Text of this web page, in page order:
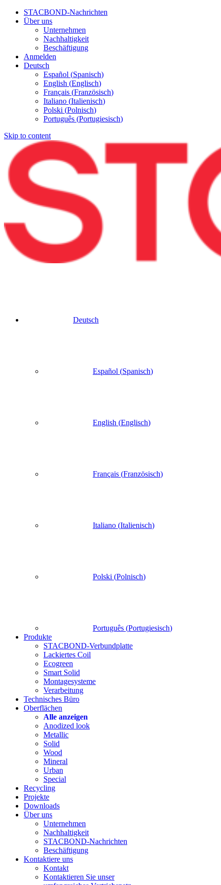
STACBOND-Nachrichten
Über uns
Unternehmen
Nachhaltigkeit
Beschäftigung
Anmelden
Deutsch
Español (Spanisch)
English (Englisch)
Français (Französisch)
Italiano (Italienisch)
Polski (Polnisch)
Português (Portugiesisch)
Skip to content
Deutsch
Español (Spanisch)
English (Englisch)
Français (Französisch)
Italiano (Italienisch)
Polski (Polnisch)
Português (Portugiesisch)
Produkte
STACBOND-Verbundplatte
Lackiertes Coil
Ecogreen
Smart Solid
Montagesysteme
Verarbeitung
Technisches Büro
Oberflächen
Alle anzeigen
Anodized look
Metallic
Solid
Wood
Mineral
Urban
Special
Recycling
Projekte
Downloads
Über uns
Unternehmen
Nachhaltigkeit
STACBOND-Nachrichten
Beschäftigung
Kontaktiere uns
Kontakt
Kontaktieren Sie unser